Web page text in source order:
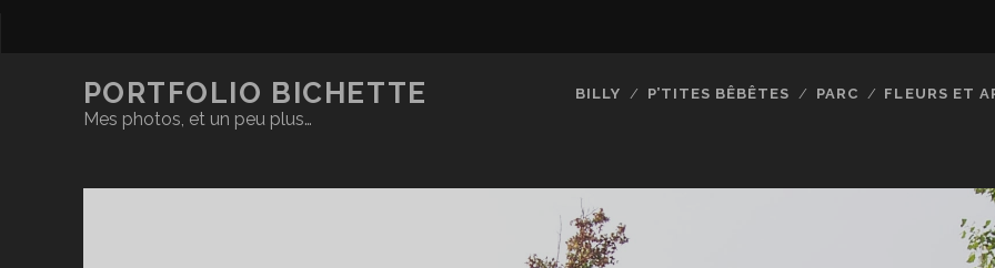
PORTFOLIO BICHETTE
Mes photos, et un peu plus…
BILLY P’TITES BÊBÊTES PARC FLEURS ET